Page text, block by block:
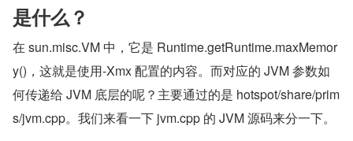
是什么？
在 sun.misc.VM 中，它是 Runtime.getRuntime.maxMemor
y()，这就是使用-Xmx 配置的内容。而对应的 JVM 参数如
何传递给 JVM 底层的呢？主要通过的是 hotspot/share/prim
s/jvm.cpp。我们来看一下 jvm.cpp 的 JVM 源码来分一下。